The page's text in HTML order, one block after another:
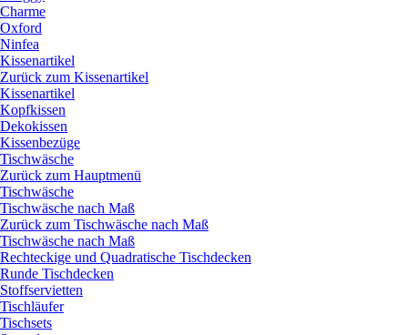
Charme
Oxford
Ninfea
Kissenartikel
Zurück zum Kissenartikel
Kissenartikel
Kopfkissen
Dekokissen
Kissenbezüge
Tischwäsche
Zurück zum Hauptmenü
Tischwäsche
Tischwäsche nach Maß
Zurück zum Tischwäsche nach Maß
Tischwäsche nach Maß
Rechteckige und Quadratische Tischdecken
Runde Tischdecken
Stoffservietten
Tischläufer
Tischsets